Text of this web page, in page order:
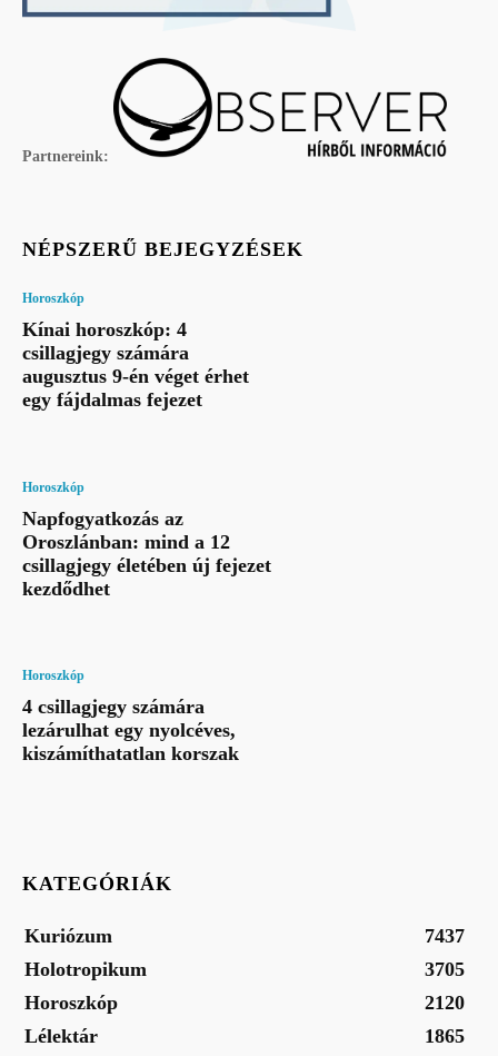
Partnereink:
NÉPSZERŰ BEJEGYZÉSEK
Horoszkóp
Kínai horoszkóp: 4
csillagjegy számára
augusztus 9-én véget érhet
egy fájdalmas fejezet
Horoszkóp
Napfogyatkozás az
Oroszlánban: mind a 12
csillagjegy életében új fejezet
kezdődhet
Horoszkóp
4 csillagjegy számára
lezárulhat egy nyolcéves,
kiszámíthatatlan korszak
KATEGÓRIÁK
Kuriózum
7437
Holotropikum
3705
Horoszkóp
2120
Lélektár
1865